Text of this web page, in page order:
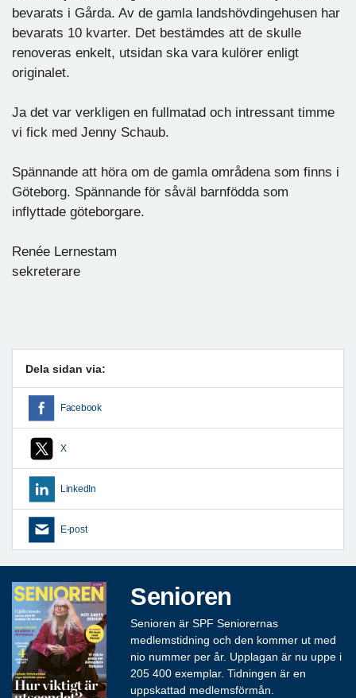
bevarats i Gårda. Av de gamla landshövdingehusen har
bevarats 10 kvarter. Det bestämdes att de skulle
renoveras enkelt, utsidan ska vara kulörer enligt
originalet.
Ja det var verkligen en fullmatad och intressant timme
vi fick med Jenny Schaub.
Spännande att höra om de gamla områdena som finns i
Göteborg. Spännande för såväl barnfödda som
inflyttade göteborgare.
Renée Lernestam
sekreterare
Dela sidan via:
Facebook
X
LinkedIn
E-post
Senioren
Senioren är SPF Seniorernas
medlemstidning och den kommer ut med
nio nummer per år. Upplagan är nu uppe i
205 400 exemplar. Tidningen är en
uppskattad medlemsförmån.